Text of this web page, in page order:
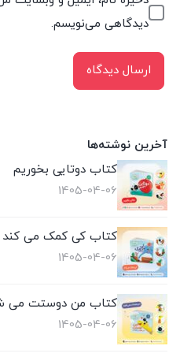
آخرین نوشته‌ها
کتاب دوتایی بخوریم
1405-04-06
کتاب کی کمک می کند
1405-04-06
کتاب من دوستت می
1405-04-06
دیدگاهی می‌نویسم.